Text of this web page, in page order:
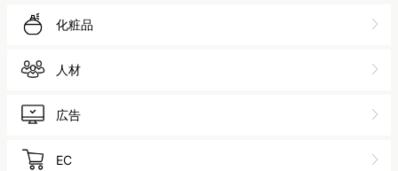
化粧品
人材
広告
EC